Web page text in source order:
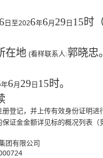
日至2026年6月 29 日 15时
在地 (看样联系人:郭晓忠
年6月 29 日 15时。
登记，并上传有效身份证明
证金金额详见标的概况列表（
团有限公司